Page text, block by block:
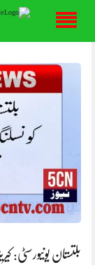
content
بلتستان